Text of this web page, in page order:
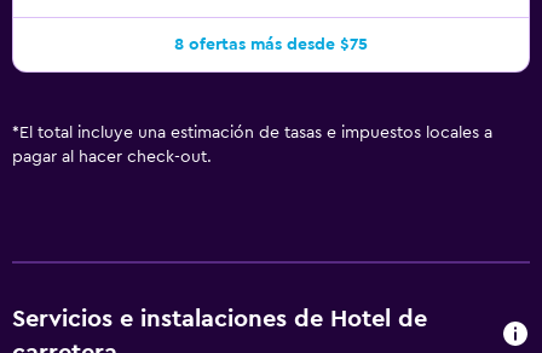
8 ofertas más desde $75
* El total incluye una estimación de tasas e impuestos locales a
pagar al hacer check-out.
Servicios e instalaciones de Hotel de